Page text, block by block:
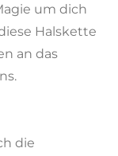
um dich
Halskette
an das
die